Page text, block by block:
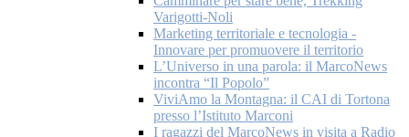
Varigotti-Noli
Marketing territoriale e tecnologia -
Innovare per promuovere il territorio
L’Universo in una parola: il MarcoNews
incontra “Il Popolo”
ViviAmo la Montagna: il CAI di Tortona
presso l’Istituto Marconi
I ragazzi del MarcoNews in visita a Radio